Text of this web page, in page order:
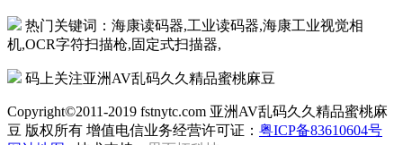
热门关键词：海康读码器,工业读码器,海康工业视觉相
机,OCR字符扫描枪,固定式扫描器,
码上关注亚洲AV乱码久久精品蜜桃麻豆
Copyright©2011-2019 fstnytc.com 亚洲AV乱码久久精品蜜桃麻
豆 版权所有 增值电信业务经营许可证： 粤ICP备83610604号